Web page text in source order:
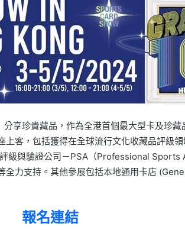
享珍貴藏品，作為全港首個最大型卡及珍
客，包括獲得在全球流行文化收藏品評級
級與驗證公司－PSA（Professional
力支持。其他參展包括本地通用卡店
報名連結